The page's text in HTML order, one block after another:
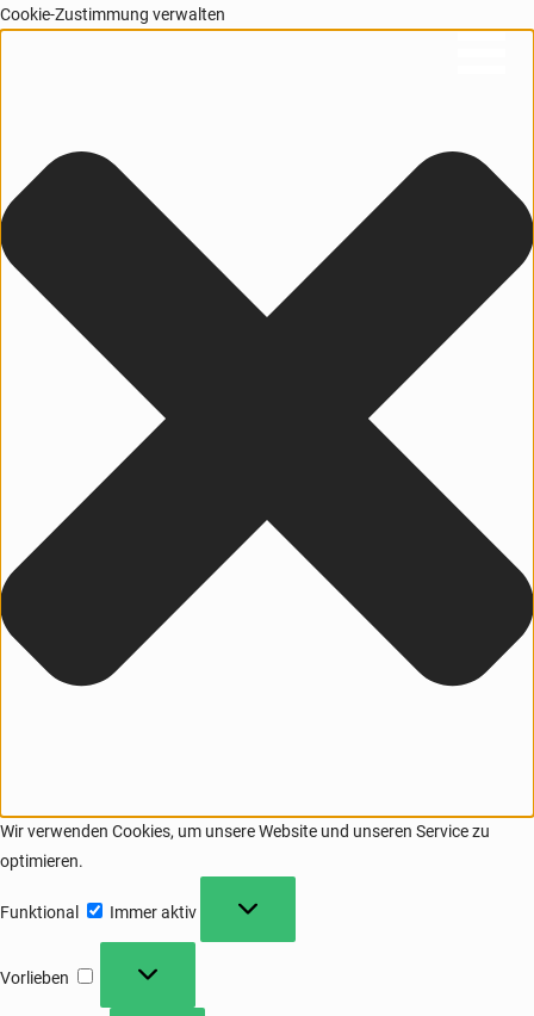
Cookie-Zustimmung verwalten
Wir verwenden Cookies, um unsere Website und unseren Service zu
optimieren.
Funktional Immer aktiv
Vorlieben